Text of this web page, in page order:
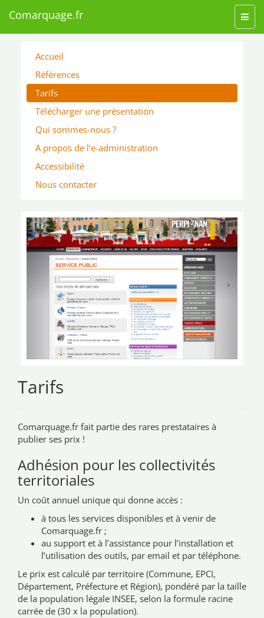
Comarquage.fr
Accueil
Références
Tarifs
Télécharger une présentation
Qui sommes-nous ?
A propos de l’e-administration
Accessibilité
Nous contacter
‹ ›
Tarifs
Comarquage.fr fait partie des rares prestataires à
publier ses prix !
Adhésion pour les collectivités
territoriales
Un coût annuel unique qui donne accès :
à tous les services disponibles et à venir de
Comarquage.fr ;
au support et à l’assistance pour l’installation et
l’utilisation des outils, par email et par téléphone.
Le prix est calculé par territoire (Commune, EPCI,
Département, Préfecture et Région), pondéré par la taille
de la population légale INSEE, selon la formule racine
carrée de (30 x la population).